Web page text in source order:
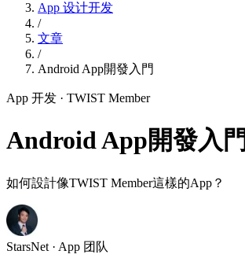
App 设计开发
/
文章
/
Android App開發入門
App 开发 · TWIST Member
Android App開發入門
如何設計像TWIST Member這樣的App？
StarsNet · App 团队